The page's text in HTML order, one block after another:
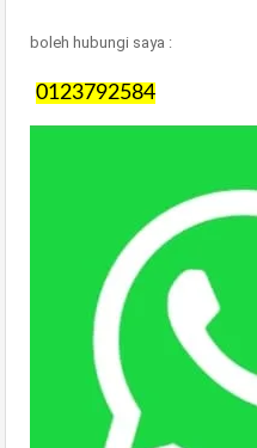
boleh hubungi saya :
0123792584